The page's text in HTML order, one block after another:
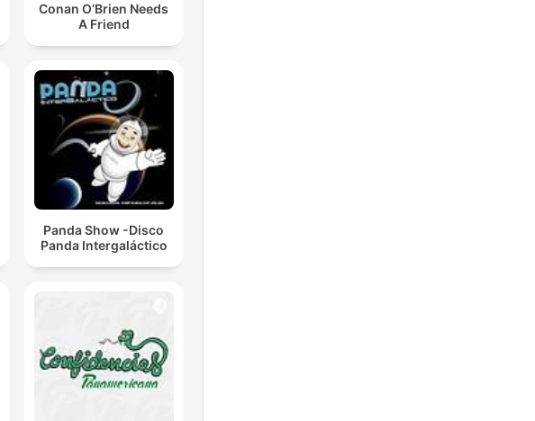
Conan O’Brien Needs
A Friend
Panda Show -Disco
Panda Intergaláctico